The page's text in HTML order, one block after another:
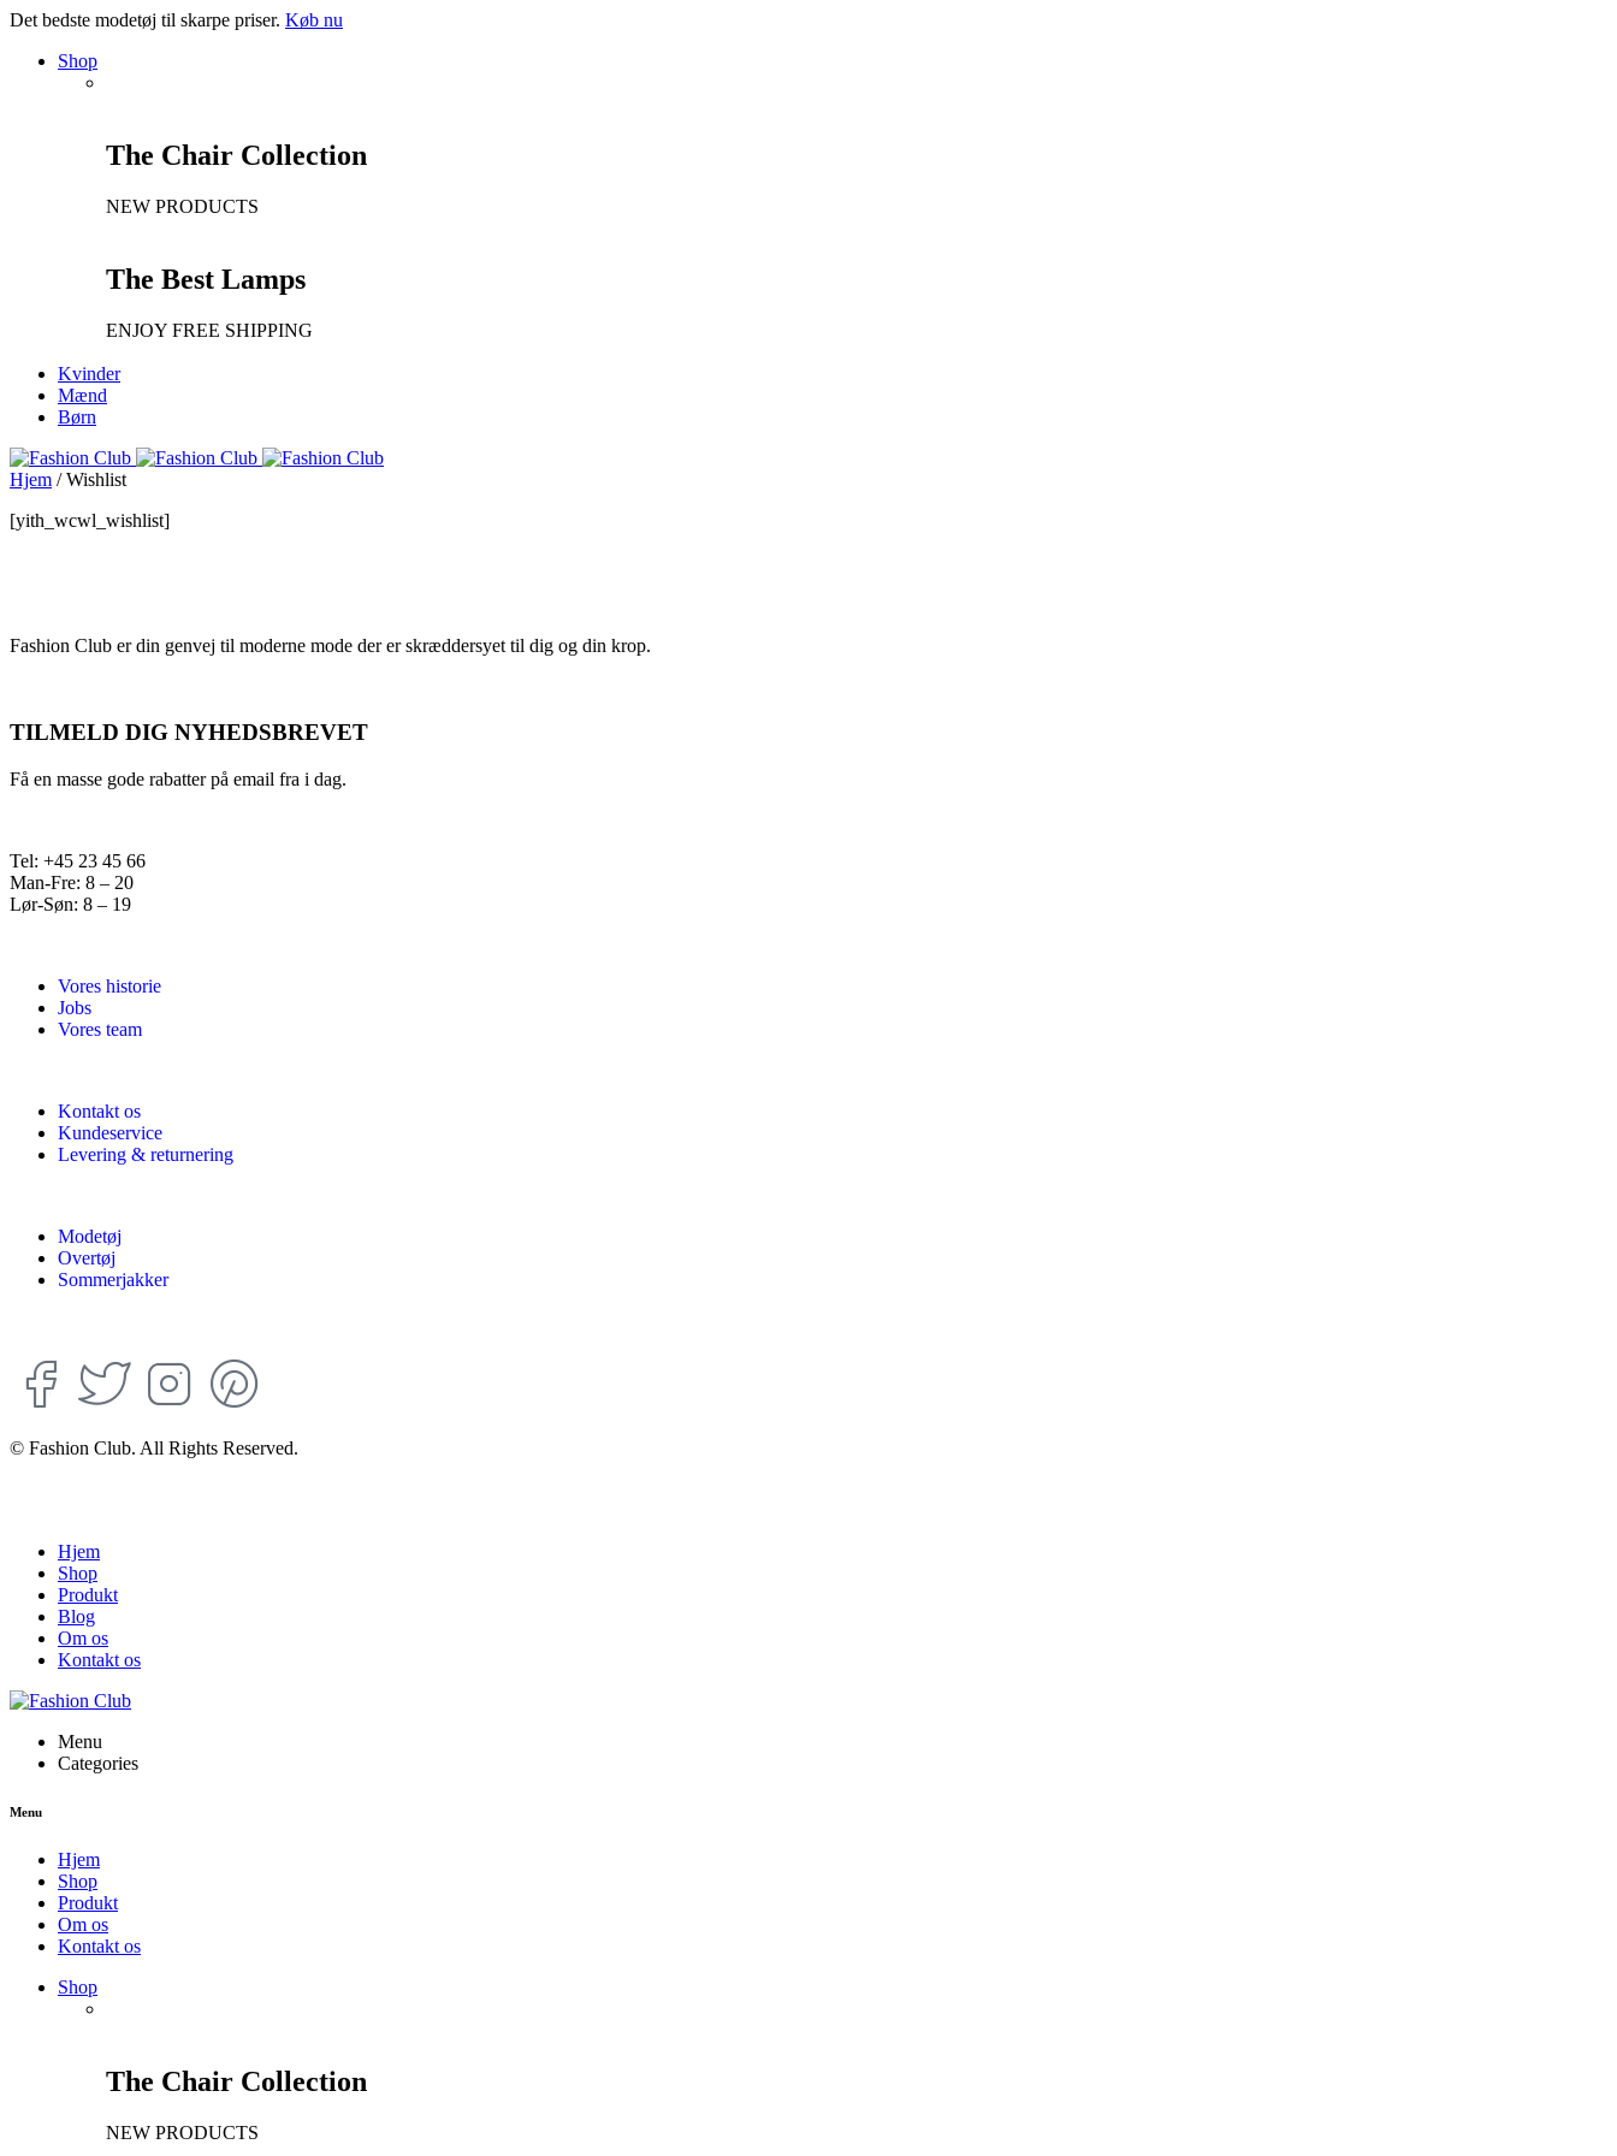
Det bedste modetøj til skarpe priser. Køb nu
Shop
The Chair Collection
NEW PRODUCTS
The Best Lamps
ENJOY FREE SHIPPING
Kvinder
Mænd
Børn
Hjem / Wishlist
[yith_wcwl_wishlist]
Fashion Club er din genvej til moderne mode der er skræddersyet til dig og din krop.
TILMELD DIG NYHEDSBREVET
Få en masse gode rabatter på email fra i dag.
Tel: +45 23 45 66
Man-Fre: 8 – 20
Lør-Søn: 8 – 19
Vores historie
Jobs
Vores team
Kontakt os
Kundeservice
Levering & returnering
Modetøj
Overtøj
Sommerjakker
© Fashion Club. All Rights Reserved.
Hjem
Shop
Produkt
Blog
Om os
Kontakt os
Menu
Categories
Menu
Hjem
Shop
Produkt
Om os
Kontakt os
Shop
The Chair Collection
NEW PRODUCTS